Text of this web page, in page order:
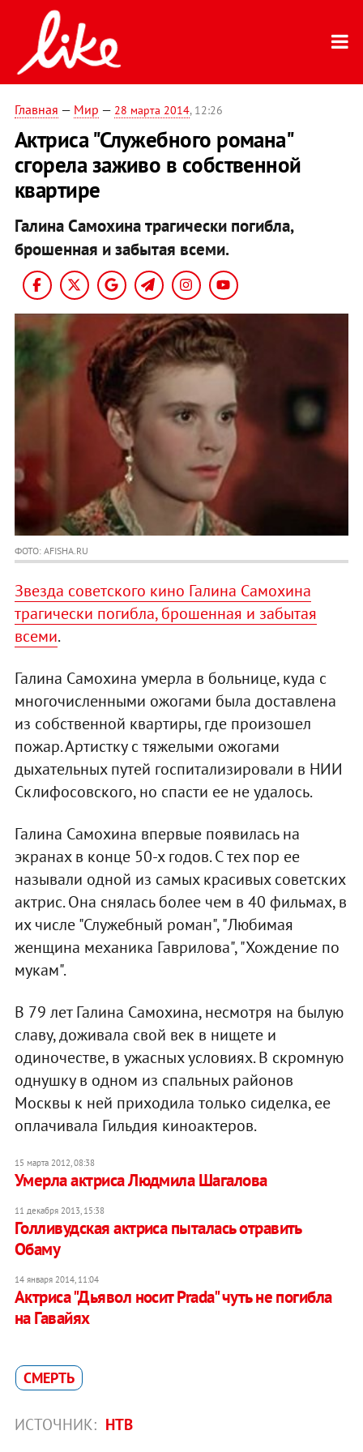
Главная — Мир — 28 марта 2014, 12:26
Актриса "Служебного романа"
сгорела заживо в собственной
квартире
Галина Самохина трагически погибла,
брошенная и забытая всеми.
ФОТО: AFISHA.RU
Звезда советского кино Галина Самохина
трагически погибла, брошенная и забытая
всеми.
Галина Самохина умерла в больнице, куда с
многочисленными ожогами была доставлена
из собственной квартиры, где произошел
пожар. Артистку с тяжелыми ожогами
дыхательных путей госпитализировали в НИИ
Склифосовского, но спасти ее не удалось.
Галина Самохина впервые появилась на
экранах в конце 50-х годов. С тех пор ее
называли одной из самых красивых советских
актрис. Она снялась более чем в 40 фильмах, в
их числе "Служебный роман", "Любимая
женщина механика Гаврилова", "Хождение по
мукам".
В 79 лет Галина Самохина, несмотря на былую
славу, доживала свой век в нищете и
одиночестве, в ужасных условиях. В скромную
однушку в одном из спальных районов
Москвы к ней приходила только сиделка, ее
оплачивала Гильдия киноактеров.
15 марта 2012, 08:38
Умерла актриса Людмила Шагалова
11 декабря 2013, 15:38
Голливудская актриса пыталась отравить
Обаму
14 января 2014, 11:04
Актриса "Дьявол носит Prada" чуть не погибла
на Гавайях
СМЕРТЬ
ИСТОЧНИК: НТВ